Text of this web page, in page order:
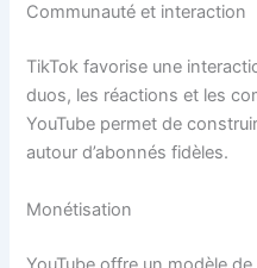
Communauté et interaction
TikTok favorise une
duos, les réactions et les
YouTube permet de
autour d’abonnés fidèles.
Monétisation